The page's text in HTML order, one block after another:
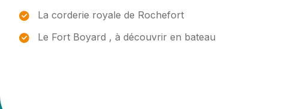
La corderie royale de Rochefort
Le Fort Boyard , à découvrir en bateau